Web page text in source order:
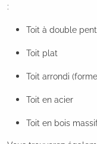
:
Toit à double
Toit plat
Toit arrondi
Toit en acier
Toit en bois